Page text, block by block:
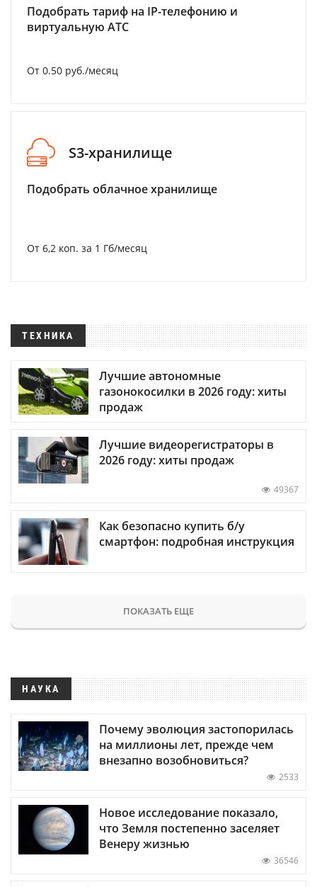
Подобрать тариф на IP-телефонию и
виртуальную АТС
От 0.50 руб./месяц
S3-хранилище
Подобрать облачное хранилище
От 6,2 коп. за 1 Гб/месяц
ТЕХНИКА
Лучшие автономные
газонокосилки в 2026 году: хиты
продаж
Лучшие видеорегистраторы в
2026 году: хиты продаж
49367
Как безопасно купить б/у
смартфон: подробная инструкция
ПОКАЗАТЬ ЕЩЕ
НАУКА
Почему эволюция застопорилась
на миллионы лет, прежде чем
внезапно возобновиться?
2533
Новое исследование показало,
что Земля постепенно заселяет
Венеру жизнью
36546